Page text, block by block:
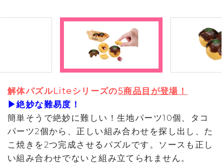
解体パズルLiteシリーズの5商品目が登場！
▶絶妙な難易度！
簡単そうで絶妙に難しい！生地パーツ10個、タコ
パーツ2個から、正しい組み合わせを探し出し、た
こ焼きを2つ完成させるパズルです。ソースも正し
い組み合わせでないと組み立てられません。